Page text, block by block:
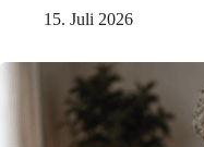
15. Juli 2026